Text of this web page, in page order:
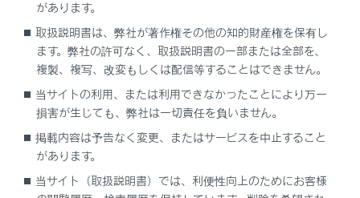
セットアップに関して
合わせて見られているページ
道路事業者からのお願い
があります。
取扱説明書は、弊社が著作権その他の知的財産権を保有し
ます。弊社の許可なく、取扱説明書の一部または全部を、
複製、複写、改変もしくは配信等することはできません。
当サイトの利用、または利用できなかったことにより万一
損害が生じても、弊社は一切責任を負いません。
掲載内容は予告なく変更、またはサービスを中止すること
があります。
当サイト（取扱説明書）では、利便性向上のためにお客様